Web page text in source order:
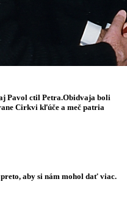
Pavol ctil Petra.Obidvaja boli
Cirkvi kľúče a meč patria
aby si nám mohol dať viac.